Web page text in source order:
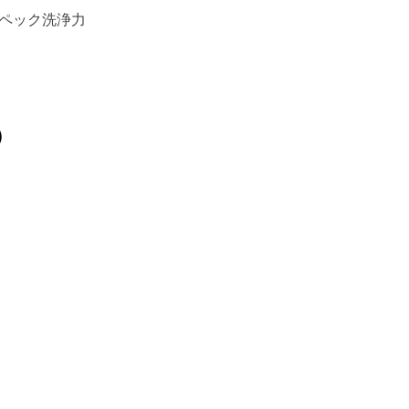
ック洗浄力